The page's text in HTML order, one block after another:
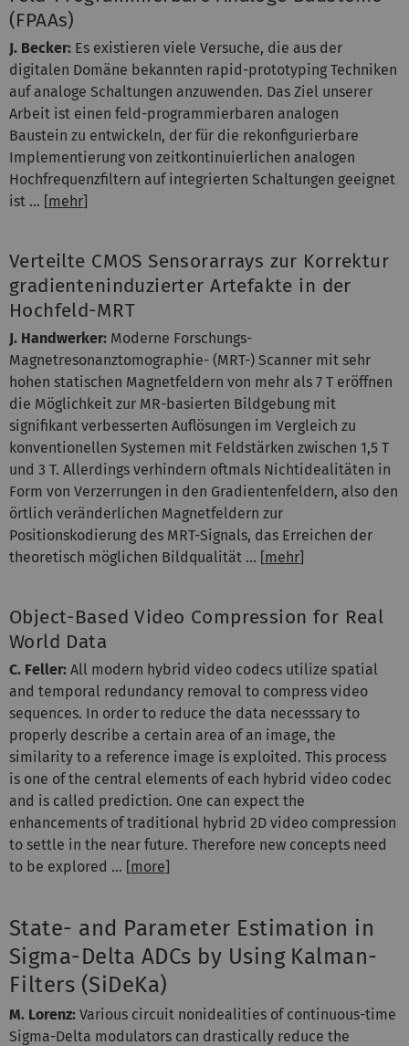
(FPAAs)
J. Becker: Es existieren viele Versuche, die aus der
digitalen Domäne bekannten rapid-prototyping Techniken
auf analoge Schaltungen anzuwenden. Das Ziel unserer
Arbeit ist einen feld-programmierbaren analogen
Baustein zu entwickeln, der für die rekonfigurierbare
Implementierung von zeitkontinuierlichen analogen
Hochfrequenzfiltern auf integrierten Schaltungen geeignet
ist ... [mehr]
Verteilte CMOS Sensorarrays zur Korrektur
gradienteninduzierter Artefakte in der
Hochfeld-MRT
J. Handwerker: Moderne Forschungs-
Magnetresonanztomographie- (MRT-) Scanner mit sehr
hohen statischen Magnetfeldern von mehr als 7 T eröffnen
die Möglichkeit zur MR-basierten Bildgebung mit
signifikant verbesserten Auflösungen im Vergleich zu
konventionellen Systemen mit Feldstärken zwischen 1,5 T
und 3 T. Allerdings verhindern oftmals Nichtidealitäten in
Form von Verzerrungen in den Gradientenfeldern, also den
örtlich veränderlichen Magnetfeldern zur
Positionskodierung des MRT-Signals, das Erreichen der
theoretisch möglichen Bildqualität ... [mehr]
Object-Based Video Compression for Real
World Data
C. Feller: All modern hybrid video codecs utilize spatial
and temporal redundancy removal to compress video
sequences. In order to reduce the data necesssary to
properly describe a certain area of an image, the
similarity to a reference image is exploited. This process
is one of the central elements of each hybrid video codec
and is called prediction. One can expect the
enhancements of traditional hybrid 2D video compression
to settle in the near future. Therefore new concepts need
to be explored ... [more]
State- and Parameter Estimation in
Sigma-Delta ADCs by Using Kalman-
Filters (SiDeKa)
M. Lorenz: Various circuit nonidealities of continuous-time
Sigma-Delta modulators can drastically reduce the